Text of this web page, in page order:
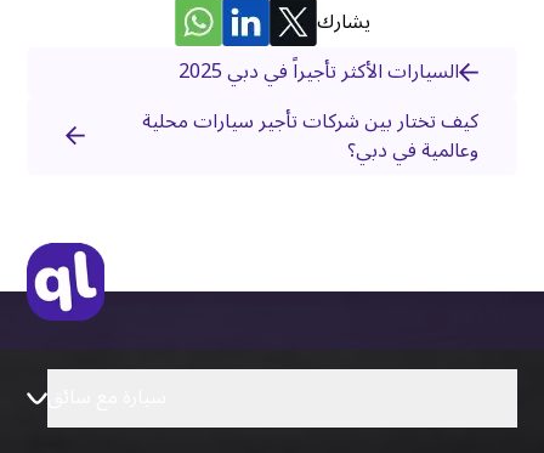
يشارك
السيارات الأكثر تأجيراً في دبي 2025
كيف تختار بين شركات تأجير سيارات محلية
وعالمية في دبي؟